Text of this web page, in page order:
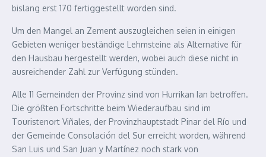
bislang erst 170 fertiggestellt worden sind.
Um den Mangel an Zement auszugleichen seien in einigen
Gebieten weniger beständige Lehmsteine als Alternative für
den Hausbau hergestellt werden, wobei auch diese nicht in
ausreichender Zahl zur Verfügung stünden.
Alle 11 Gemeinden der Provinz sind von Hurrikan Ian betroffen.
Die größten Fortschritte beim Wiederaufbau sind im
Touristenort Viñales, der Provinzhauptstadt Pinar del Río und
der Gemeinde Consolación del Sur erreicht worden, während
San Luis und San Juan y Martínez noch stark von